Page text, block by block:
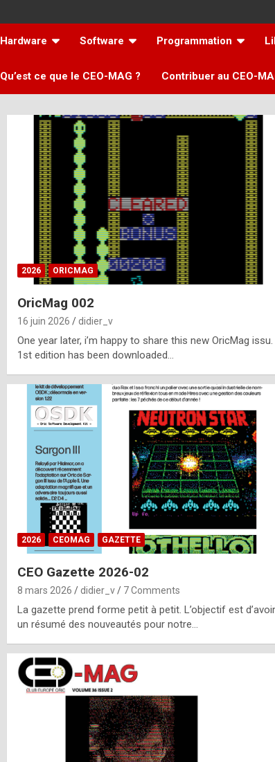
Hardware Software Programmation
Qu’est ce que le CEO-MAG ? Contribuer au CEO-
2026 ORICMAG
OricMag 002
16 juin 2026 didier_v
One year later, i’m happy to share this new OricMag issu.
1st edition has been downloaded…
2026 CEOMAG GAZETTE
CEO Gazette 2026-02
8 mars 2026 didier_v 7 Comments
La gazette prend forme petit à petit. L’objectif est d’avoir
un résumé des nouveautés pour notre…